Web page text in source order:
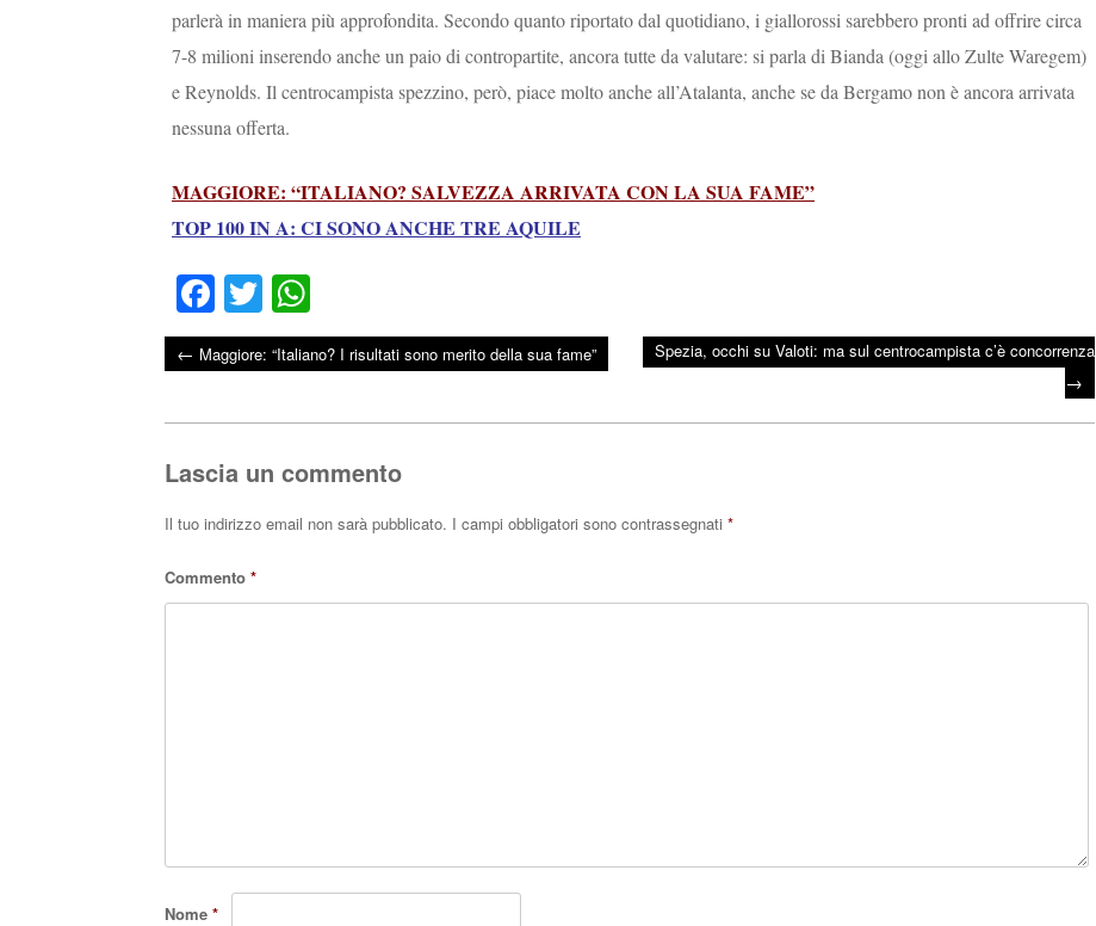
parlerà in maniera più approfondita. Secondo quanto riportato dal quotidiano, i giallorossi sarebbero pronti ad offrire circa
7-8 milioni inserendo anche un paio di contropartite, ancora tutte da valutare: si parla di Bianda (oggi allo Zulte Waregem)
e Reynolds. Il centrocampista spezzino, però, piace molto anche all’Atalanta, anche se da Bergamo non è ancora arrivata
nessuna offerta.
MAGGIORE: “ITALIANO? SALVEZZA ARRIVATA CON LA SUA FAME”
TOP 100 IN A: CI SONO ANCHE TRE AQUILE
Fa
ce
bo
T
wi
tte
ha
ts
← Maggiore: “Italiano? I risultati sono merito della sua fame” Spezia, occhi su Valoti: ma sul centrocampista c’è concorrenza
→
Lascia un commento
Il tuo indirizzo email non sarà pubblicato. I campi obbligatori sono contrassegnati *
Commento *
Nome *